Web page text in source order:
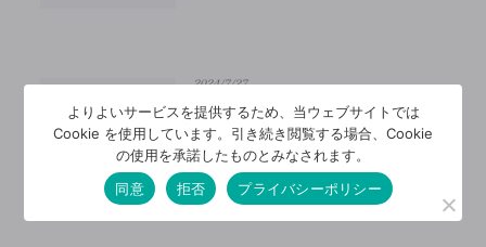
2024/7/27
！夏の宿題お助け隊！｜ス
タッフブログ
よりよいサービスを提供するため、当ウェブサイトでは
Cookie を使用しています。引き続き閲覧する場合、Cookie
の使用を承諾したものとみなされます。
同意
拒否 プライバシーポリシー